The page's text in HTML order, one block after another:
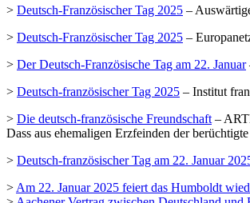
> Deutsch-Französischer Tag 2025 –
> Deutsch-Französischer Tag 2025 –
> Der Deutsch-Französische Tag am 22. Januar
> Deutsch-französischer Tag 2025 – Institut
> Die deutsch-französische Freundschaft –
Dass aus ehemaligen Erzfeinden der
> Deutsch-französischer Tag am 22. Januar
> Am 22. Januar 2025 feiert das Humboldt